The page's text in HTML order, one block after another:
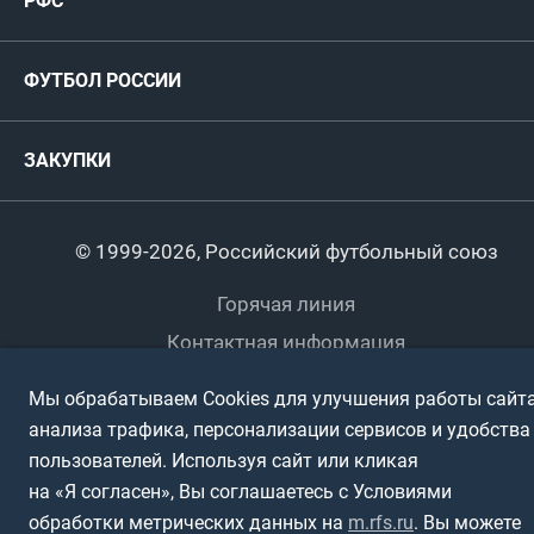
Футзал
Титулы и трофеи
Международные
Турниры клубов
Регионы
ФУТБОЛ РОССИИ
Пляжный
ПОДА-футбол
Футбольное двоеборье
Интерактивный
Любители
Спортшколы
Дети
Ветераны
Спортсмены с ОВЗ
ЗАКУПКИ
© 1999-2026, Российский футбольный союз
Горячая линия
Контактная информация
Использование информации
Полная версия сайта
Мы обрабатываем Cookies для улучшения работы
анализа трафика, персонализации сервисов и удобства
пользователей. Используя сайт или кликая
на «Я согласен», Вы соглашаетесь с Условиями
обработки метрических данных на m.rfs.ru. Вы можете